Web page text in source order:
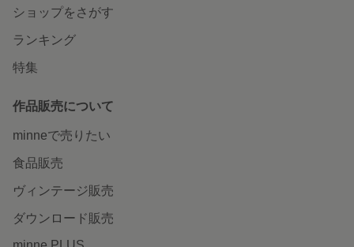
ショップをさがす
ランキング
特集
作品販売について
minneで売りたい
食品販売
ヴィンテージ販売
ダウンロード販売